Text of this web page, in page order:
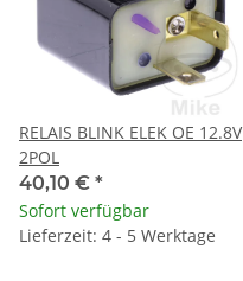
RELAIS BLINK ELEK OE 12.8V
2POL
40,10 € *
Sofort verfügbar
Lieferzeit: 4 - 5 Werktage